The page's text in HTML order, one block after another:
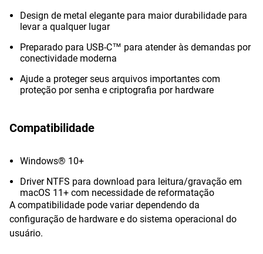
Design de metal elegante para maior durabilidade para
levar a qualquer lugar
Preparado para USB-C™ para atender às demandas por
conectividade moderna
Ajude a proteger seus arquivos importantes com
proteção por senha e criptografia por hardware
Compatibilidade
Windows® 10+
Driver NTFS para download para leitura/gravação em
macOS 11+ com necessidade de reformatação
A compatibilidade pode variar dependendo da
configuração de hardware e do sistema operacional do
usuário.